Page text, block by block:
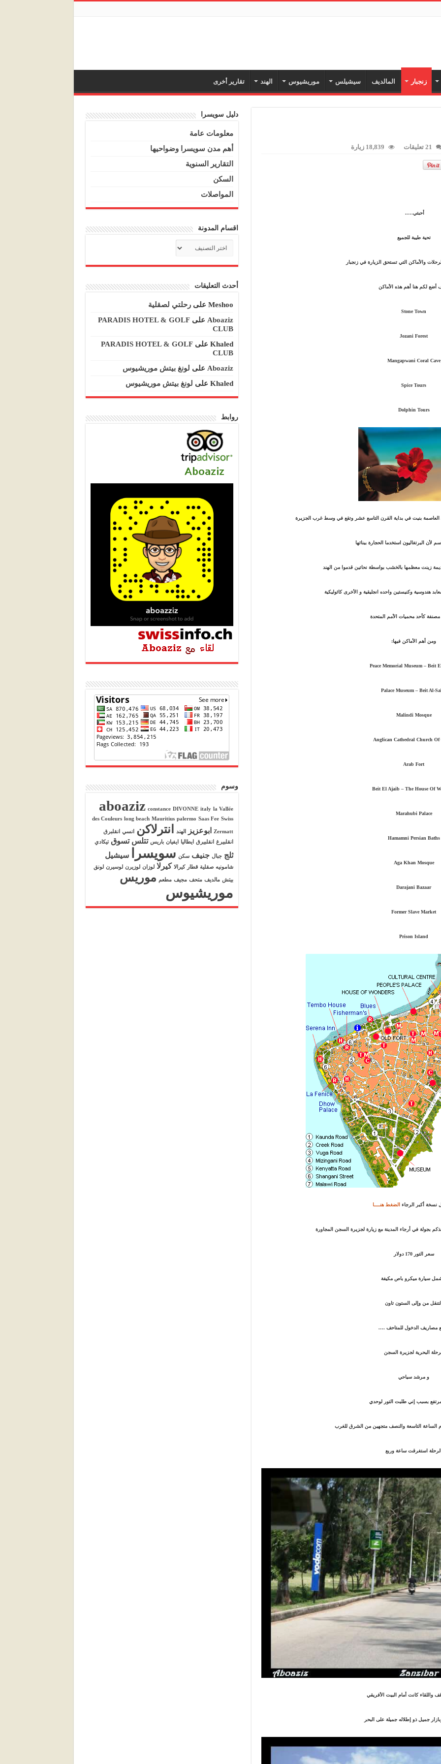
زنجبار المالديف سيشيلس موريشيوس الهند تقارير أخرى
21 تعليقات 18,839 زيارة
أحبتي…..
تحية طيبة للجميع
والأماكن التي تستحق الزيارة في زنجبار
لكم هنا أهم هذه الأماكن
Stone Town
Jozani Forest
Mangapwani Coral Cave
Spice Tours
Dolphin Tours
لأن البرتغاليون استخدما الحجارة ببنائها
مصنفة كأحد محميات الأمم المتحدة
ومن أهم الأماكن فيها:
Peace Memorial Museum – Beit
Palace Museum – Beit Al-
Malindi Mosque
Anglican Cathedral Church Of
Arab Fort
Beit El Ajaib – The House Of
Marahubi Palace
Hamamni Persian Baths
Aga Khan Mosque
Darajani Bazaar
Former Slave Market
Prison Island
نسخة أكبر الرجاء الضغط هنــــا
بجولة في أرجاء المدينة مع زيارة لجزيرة السجن المجاورة
سعر التور 170 دولار
سيارة ميكرو باص مكيفة
التنقل من وإلى الستون تاون
مصاريف الدخول للمتاحف ….
البحرية لجزيرة السجن
و مرشد سياحي
بسبب إني طلبت التور لوحدي
الساعة التاسعة والنصف متجهين من الشرق للغرب
الرحلة استغرقت ساعة وربع
واللقاء كانت أمام البيت الأفريقي
جميل ذو إطلاله جميلة على البحر
دليل سويسرا
معلومات عامة
أهم مدن سويسرا وضواحيها
التقارير السنوية
السكن
المواصلات
اقسام المدونة
المدونة
أحدث التعليقات
Meshoo علىرحلتي لصقلية
Aboaziz علىPARADIS HOTEL & GOLF
CLUB
Khaled علىPARADIS HOTEL & GOLF
CLUB
Aboaziz على لونغ بيتش موريشيوس
Khaled على لونغ بيتش موريشيوس
روابط
وسوم
aboaziz constance DIVONNE italy la Vallée
des Couleurs long beach Mauritius palermo Saas Fee Swiss
Zermatt ابوعزيز الهند انترلاكن انسي
انقلبرق
انقلبيرغ
انقلبيرق ايطاليا ايفيان باريس تتلس تسوق تيكادي
ثلج جبال جنيف سكن سويسرا سيشيل
شامونيه صقلية قطار كيرالا كيرلا لوزان لوزيرن لوسيرن لونق
بيتش مالديف متحف مجيف مطعم موريس
موريشيوس